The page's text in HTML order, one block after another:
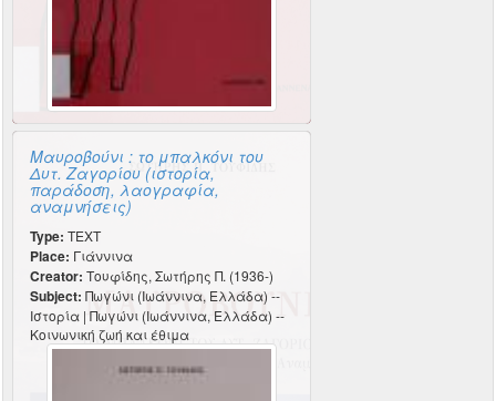
Μαυροβούνι : το μπαλκόνι του
Δυτ. Ζαγορίου (ιστορία,
παράδοση, λαογραφία,
αναμνήσεις)
Type: TEXT
Place: Γιάννινα
Creator: Τουφίδης, Σωτήρης Π. (1936-)
Subject: Πωγώνι (Ιωάννινα, Ελλάδα) --
Ιστορία | Πωγώνι (Ιωάννινα, Ελλάδα) --
Κοινωνική ζωή και έθιμα